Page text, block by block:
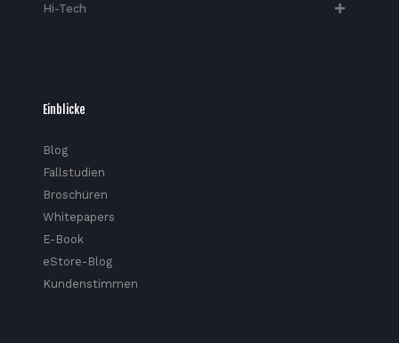
Hi-Tech​
Einblicke
Blog
Fallstudien
Broschüren
Whitepapers
E-Book
eStore-Blog
Kundenstimmen